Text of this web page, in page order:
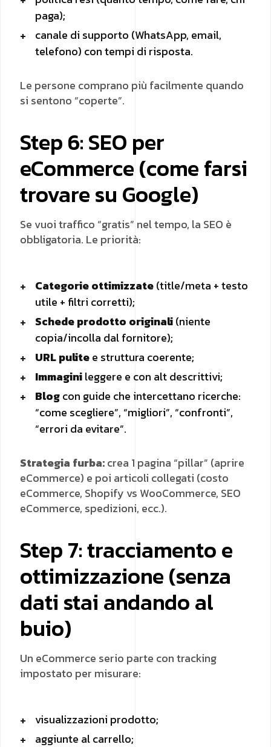
paga);
canale di supporto (WhatsApp, email,
telefono) con tempi di risposta.
Le persone comprano più facilmente quando
si sentono “coperte”.
Step 6: SEO per
eCommerce (come farsi
trovare su Google)
Se vuoi traffico “gratis” nel tempo, la SEO è
obbligatoria. Le priorità:
Categorie ottimizzate(title/meta + testo
utile + filtri corretti);
Schede prodotto originali(niente
copia/incolla dal fornitore);
URL pulitee struttura coerente;
Immaginileggere e con alt descrittivi;
Blogcon guide che intercettano ricerche:
“come scegliere”, “migliori”, “confronti”,
“errori da evitare”.
Strategia furba:crea 1 pagina “pillar” (aprire
eCommerce) e poi articoli collegati (costo
eCommerce, Shopify vs WooCommerce, SEO
eCommerce, spedizioni, ecc.).
Step 7: tracciamento e
ottimizzazione (senza
dati stai andando al
buio)
Un eCommerce serio parte con tracking
impostato per misurare:
visualizzazioni prodotto;
aggiunte al carrello;